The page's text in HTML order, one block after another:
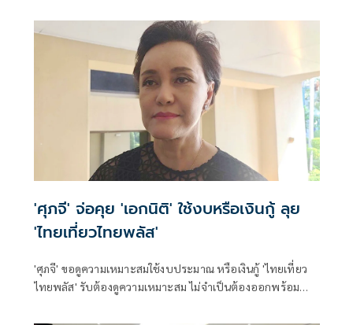
ครอบครัวผู้สูญเสีย
'ศุภจี' จ่อคุย 'เอกนิติ' ใช้งบหรือเงินกู้ ลุย
'ไทยเที่ยวไทยพลัส'
'ศุภจี' ขอดูความเหมาะสมใช้งบประมาณ หรือเงินกู้ 'ไทยเที่ยว
ไทยพลัส' รับต้องดูความเหมาะสม ไม่จำเป็นต้องออกพร้อม